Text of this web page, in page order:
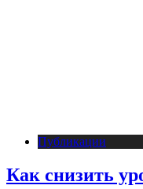
Публикации
Как снизить